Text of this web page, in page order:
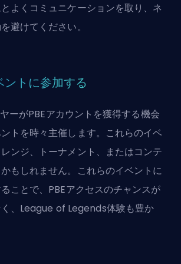
よくコミュニケーションを取り、ネ
避けてください。
トに参加する
ーがPBEアカウントを獲得する機会
トを時々主催します。これらのイベ
ンジ、トーナメント、またはコンテ
もしれません。これらのイベントに
ことで、PBEアクセスのチャンスが
、League of Legends体験も豊か